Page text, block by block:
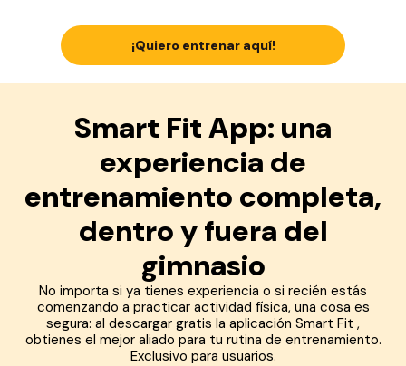
¡Quiero entrenar aquí!
Smart Fit App: una
experiencia de
entrenamiento completa,
dentro y fuera del
gimnasio
No importa si ya tienes experiencia o si recién estás
comenzando a practicar actividad física, una cosa es
segura: al descargar gratis la aplicación Smart Fit ,
obtienes el mejor aliado para tu rutina de entrenamiento.
Exclusivo para usuarios.